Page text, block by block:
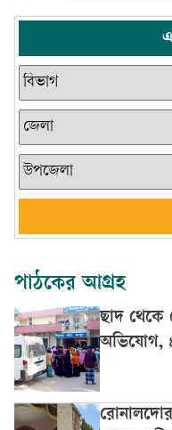
পাঠকের আগ্রহ
ছাদ থেকে
অভিযোগ,
রোনালদোর